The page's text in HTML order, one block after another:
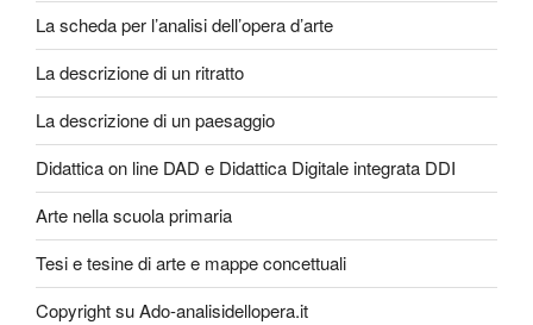
La scheda per l’analisi dell’opera d’arte
La descrizione di un ritratto
La descrizione di un paesaggio
Didattica on line DAD e Didattica Digitale integrata DDI
Arte nella scuola primaria
Tesi e tesine di arte e mappe concettuali
Copyright su Ado-analisidellopera.it